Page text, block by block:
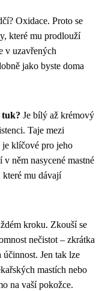
Oxidace. Proto se
které mu prodlouží
v uzavřených
jako byste doma
tuk? Je bílý až krémový
Taje mezi
je klíčové pro jeho
něm nasycené mastné
které mu dávají
kroku. Zkouší se
nečistot – zkrátka
Jen tak lze
mastích nebo
na vaší pokožce.